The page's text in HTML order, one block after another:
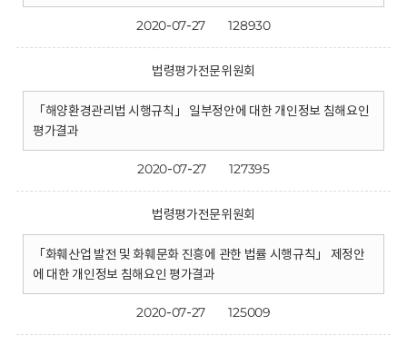
2020-07-27 128930
법령평가전문위원회
「해양환경관리법 시행규칙」 일부정안에 대한 개인정보 침해요인
평가결과
2020-07-27 127395
법령평가전문위원회
「화훼산업 발전 및 화훼문화 진흥에 관한 법률 시행규칙」 제정안
에 대한 개인정보 침해요인 평가결과
2020-07-27 125009